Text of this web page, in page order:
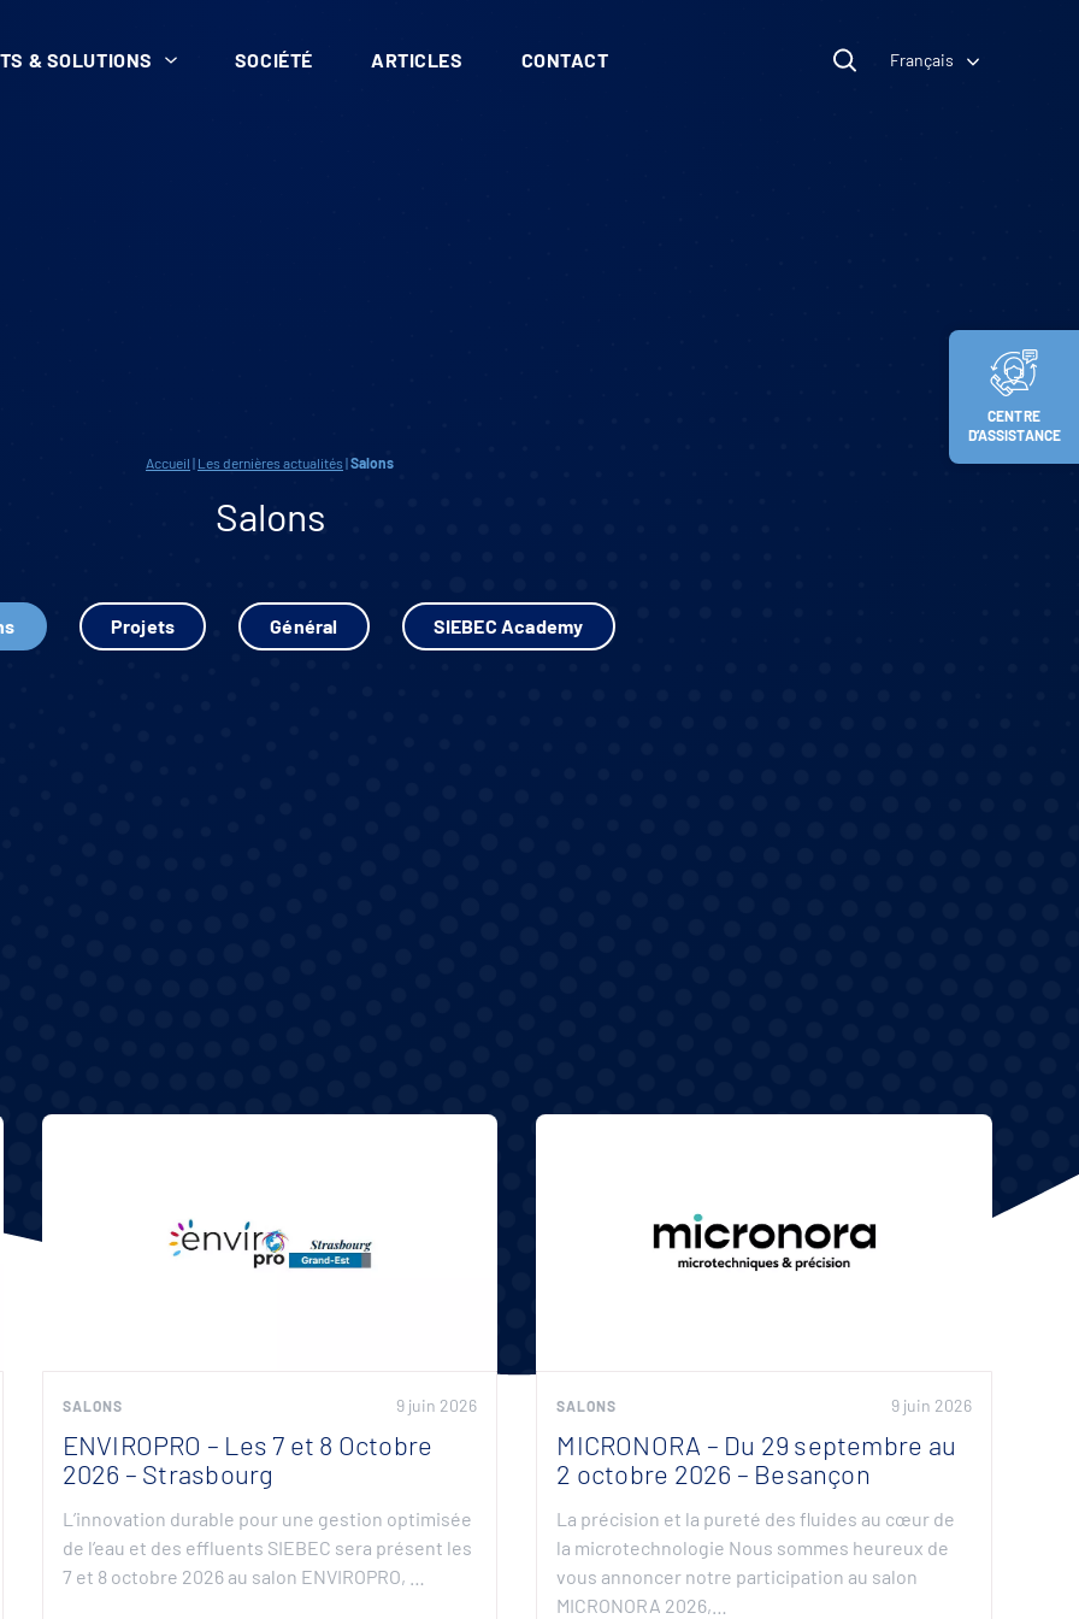
CENTRE
D’ASSISTANCE
& SOLUTIONS SOCIÉTÉ ARTICLES CONTACT Français
Accueil | Les dernières actualités |Salons
Salons
Projets Général SIEBEC Academy
SALONS 9 juin 2026
ENVIROPRO – Les 7 et 8 Octobre
2026 – Strasbourg
L’innovation durable pour une gestion optimisée
de l’eau et des effluents SIEBEC sera présent les
7 et 8 octobre 2026 au salon ENVIROPRO, …
SALONS 9 juin 2026
MICRONORA – Du 29 septembre au
2 octobre 2026 – Besançon
La précision et la pureté des fluides au cœur de
la microtechnologie Nous sommes heureux de
vous annoncer notre participation au salon
MICRONORA 2026,…